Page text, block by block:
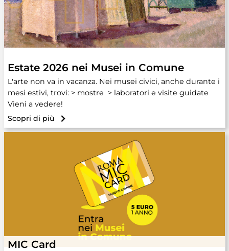
Estate 2026 nei Musei in Comune
L'arte non va in vacanza. Nei musei civici, anche durante i
mesi estivi, trovi: > mostre > laboratori e visite guidate
Vieni a vedere!
Scopri di più
MIC Card